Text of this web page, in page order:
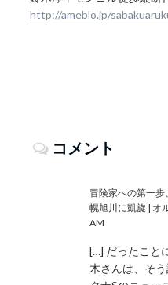
http://ameblo.jp/
コメント
冒険家への第一
幌旭川に凱旋 | オ
AM
[…] だったこと
木さんは、そ